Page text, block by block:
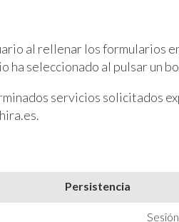
al rellenar los formularios
ha seleccionado al pulsar un
servicios solicitados
Persistencia
Sesión